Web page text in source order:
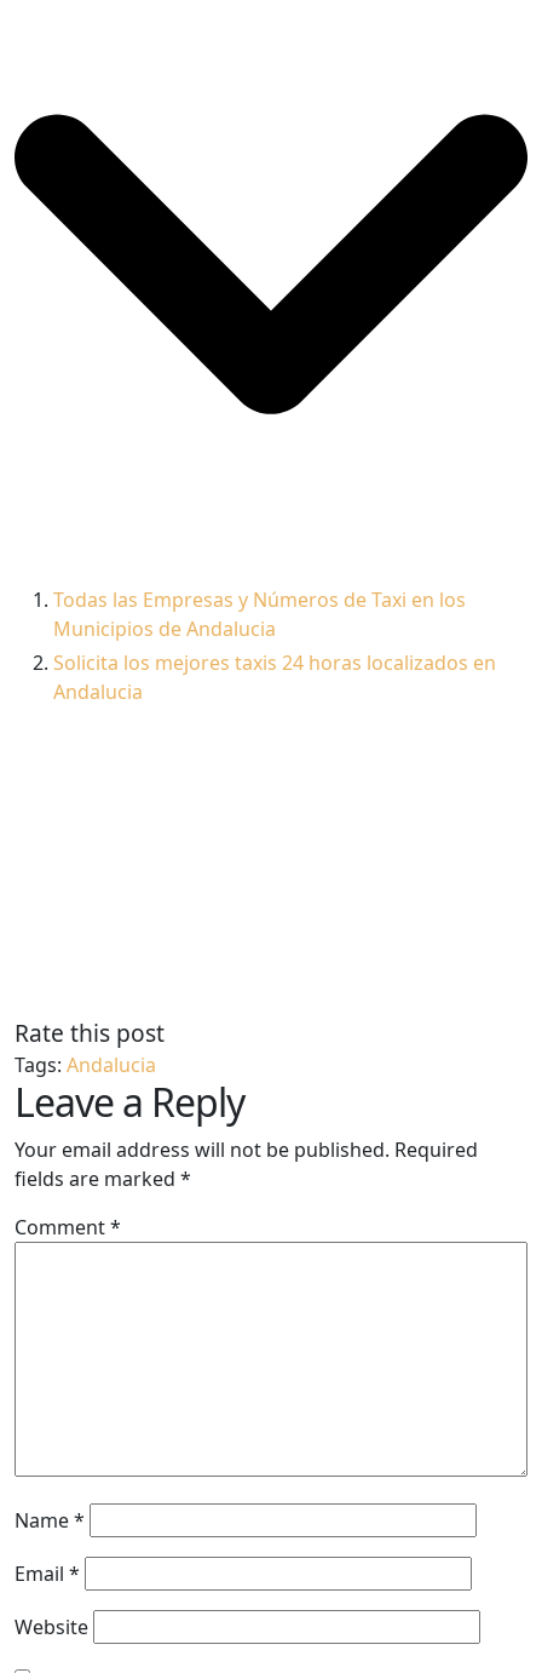
Todas las Empresas y Números de Taxi en los
Municipios de Andalucia
Solicita los mejores taxis 24 horas localizados en
Andalucia
Rate this post
Tags: Andalucia
Leave a Reply
Your email address will not be published. Required
fields are marked *
Comment*
Name*
Email *
Website